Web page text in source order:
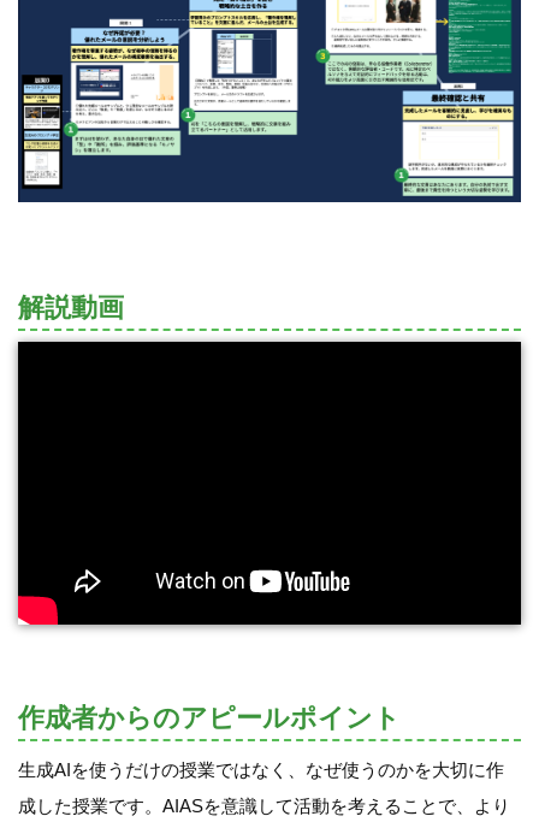
解説動画
作成者からのアピールポイント
生成AIを使うだけの授業ではなく、なぜ使うのかを大切に作
成した授業です。AIASを意識して活動を考えることで、より